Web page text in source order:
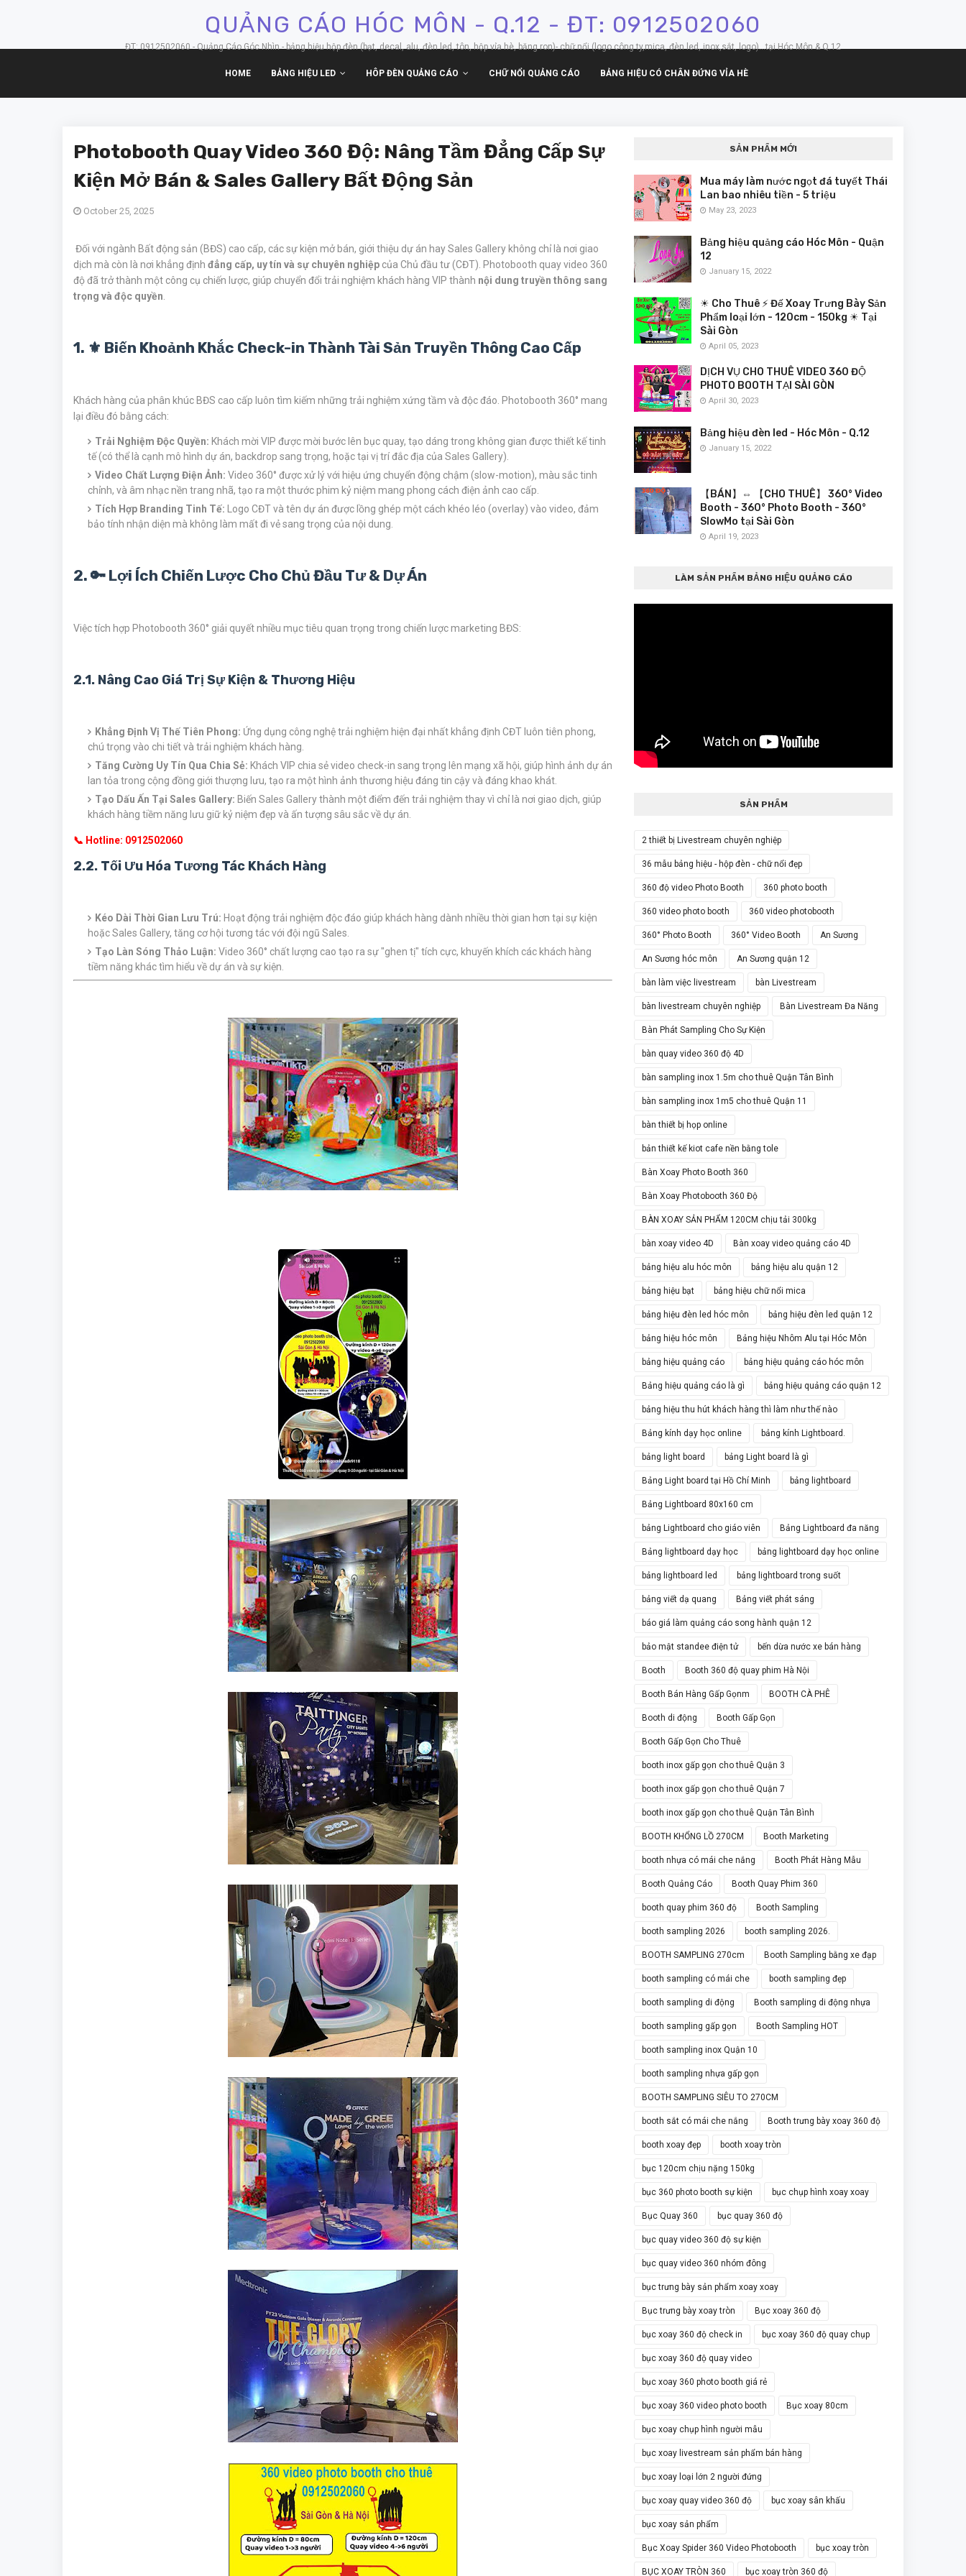
QUẢNG CÁO HÓC MÔN - Q.12 - ĐT: 0912502060
ĐT: 0912502060 - Quảng Cáo Góc Nhìn - bảng hiệu hộp đèn (bạt, decal, alu, đèn led, tôn, hộp vỉa hè, băng ron)- chữ nổi (logo công ty,mica, đèn led, inox,sắt, logo)...tại Hóc Môn & Q.12
HOME BẢNG HIỆU LED HÔP ĐÈN QUẢNG CÁO CHỮ NỔI QUẢNG CÁO BẢNG HIỆU CÓ CHÂN ĐỨNG VỈA HÈ
Photobooth Quay Video 360 Độ: Nâng Tầm Đẳng Cấp Sự
Kiện Mở Bán & Sales Gallery Bất Động Sản
October 25, 2025
Đối với ngành Bất động sản (BĐS) cao cấp, các sự kiện mở bán, giới thiệu dự án hay Sales Gallery không chỉ là nơi giao
dịch mà còn là nơi khẳng định đẳng cấp, uy tín và sự chuyên nghiệp của Chủ đầu tư (CĐT). Photobooth quay video 360
độ đã trở thành một công cụ chiến lược, giúp chuyển đổi trải nghiệm khách hàng VIP thành nội dung truyền thông sang
trọng và độc quyền
1. ⚜️ Biến Khoảnh Khắc Check-in Thành Tài Sản Truyền Thông Cao Cấp
Khách hàng của phân khúc BĐS cao cấp luôn tìm kiếm những trải nghiệm xứng tầm và độc đáo. Photobooth 360° mang
lại điều đó bằng cách:
Trải Nghiệm Độc Quyền: Khách mời VIP được mời bước lên bục quay, tạo dáng trong không gian được thiết kế tinh
tế (có thể là cạnh mô hình dự án, backdrop sang trọng, hoặc tại vị trí đắc địa của Sales Gallery).
Video Chất Lượng Điện Ảnh: Video 360° được xử lý với hiệu ứng chuyển động chậm (slow-motion), màu sắc tinh
chỉnh, và âm nhạc nền trang nhã, tạo ra một thước phim kỷ niệm mang phong cách điện ảnh cao cấp.
Tích Hợp Branding Tinh Tế: Logo CĐT và tên dự án được lồng ghép một cách khéo léo (overlay) vào video, đảm
bảo tính nhận diện mà không làm mất đi vẻ sang trọng của nội dung.
2. 🔑 Lợi Ích Chiến Lược Cho Chủ Đầu Tư & Dự Án
Việc tích hợp Photobooth 360° giải quyết nhiều mục tiêu quan trọng trong chiến lược marketing BĐS:
2.1. Nâng Cao Giá Trị Sự Kiện & Thương Hiệu
Khẳng Định Vị Thế Tiên Phong: Ứng dụng công nghệ trải nghiệm hiện đại nhất khẳng định CĐT luôn tiên phong,
chú trọng vào chi tiết và trải nghiệm khách hàng.
Tăng Cường Uy Tín Qua Chia Sẻ: Khách VIP chia sẻ video check-in sang trọng lên mạng xã hội, giúp hình ảnh dự án
lan tỏa trong cộng đồng giới thượng lưu, tạo ra một hình ảnh thương hiệu đáng tin cậy và đáng khao khát.
Tạo Dấu Ấn Tại Sales Gallery: Biến Sales Gallery thành một điểm đến trải nghiệm thay vì chỉ là nơi giao dịch, giúp
khách hàng tiềm năng lưu giữ kỷ niệm đẹp và ấn tượng sâu sắc về dự án.
📞 Hotline: 0912502060
2.2. Tối Ưu Hóa Tương Tác Khách Hàng
Kéo Dài Thời Gian Lưu Trú: Hoạt động trải nghiệm độc đáo giúp khách hàng dành nhiều thời gian hơn tại sự kiện
hoặc Sales Gallery, tăng cơ hội tương tác với đội ngũ Sales.
Tạo Làn Sóng Thảo Luận: Video 360° chất lượng cao tạo ra sự "ghen tị" tích cực, khuyến khích các khách hàng
tiềm năng khác tìm hiểu về dự án và sự kiện.
SẢN PHẨM MỚI
Mua máy làm nước ngọt đá tuyết Thái
Lan bao nhiêu tiền - 5 triệu
May 23, 2023
Bảng hiệu quảng cáo Hóc Môn - Quận
12
January 15, 2022
☀ Cho Thuê ⚡ Đế Xoay Trưng Bày Sản
Phẩm loại lớn - 120cm - 150kg ☀ Tại
Sài Gòn
April 05, 2023
DỊCH VỤ CHO THUÊ VIDEO 360 ĐỘ
PHOTO BOOTH TẠI SÀI GÒN
April 30, 2023
Bảng hiệu đèn led - Hóc Môn - Q.12
January 15, 2022
【BÁN】⇔ 【CHO THUÊ】 360° Video
Booth - 360° Photo Booth - 360°
SlowMo tại Sài Gòn
April 19, 2023
LÀM SẢN PHẨM BẢNG HIỆU QUẢNG CÁO
SẢN PHẨM
2 thiết bị Livestream chuyên nghiệp
36 mẫu bảng hiệu - hộp đèn - chữ nổi đẹp
360 độ video Photo Booth 360 photo booth
360 video photo booth 360 video photobooth
360° Photo Booth 360° Video Booth An Sương
An Sương hóc môn An Sương quận 12
bàn làm việc livestream bàn Livestream
bàn livestream chuyên nghiệp Bàn Livestream Đa Năng
Bàn Phát Sampling Cho Sự Kiện
bàn quay video 360 độ 4D
bàn sampling inox 1.5m cho thuê Quận Tân Bình
bàn sampling inox 1m5 cho thuê Quận 11
bàn thiết bị họp online
bản thiết kế kiot cafe nền bằng tole
Bàn Xoay Photo Booth 360
Bàn Xoay Photobooth 360 Độ
BÀN XOAY SẢN PHẨM 120CM chịu tải 300kg
bàn xoay video 4D Bàn xoay video quảng cáo 4D
bảng hiệu alu hóc môn bảng hiệu alu quận 12
bảng hiệu bạt bảng hiệu chữ nổi mica
bảng hiệu đèn led hóc môn bảng hiệu đèn led quận 12
bảng hiệu hóc môn Bảng hiệu Nhôm Alu tại Hóc Môn
bảng hiệu quảng cáo bảng hiệu quảng cáo hóc môn
Bảng hiệu quảng cáo là gì bảng hiệu quảng cáo quận 12
bảng hiệu thu hút khách hàng thì làm như thế nào
Bảng kính dạy học online bảng kính Lightboard.
bảng light board bảng Light board là gì
Bảng Light board tại Hồ Chí Minh bảng lightboard
Bảng Lightboard 80x160 cm
bảng Lightboard cho giáo viên Bảng Lightboard đa năng
Bảng lightboard dạy học bảng lightboard dạy học online
bảng lightboard led bảng lightboard trong suốt
bảng viết dạ quang Bảng viết phát sáng
báo giá làm quảng cáo song hành quận 12
bảo mật standee điện tử bến dừa nước xe bán hàng
Booth Booth 360 độ quay phim Hà Nội
Booth Bán Hàng Gấp Gọnm BOOTH CÀ PHÊ
Booth di động Booth Gấp Gọn
Booth Gấp Gọn Cho Thuê
booth inox gấp gọn cho thuê Quận 3
booth inox gấp gọn cho thuê Quận 7
booth inox gấp gọn cho thuê Quận Tân Bình
BOOTH KHỔNG LỒ 270CM Booth Marketing
booth nhựa có mái che nắng Booth Phát Hàng Mẫu
Booth Quảng Cáo Booth Quay Phim 360
booth quay phim 360 độ Booth Sampling
booth sampling 2026 booth sampling 2026.
BOOTH SAMPLING 270cm Booth Sampling bằng xe đạp
booth sampling có mái che booth sampling đẹp
booth sampling di động Booth sampling di động nhựa
booth sampling gấp gọn Booth Sampling HOT
booth sampling inox Quận 10
booth sampling nhựa gấp gọn
BOOTH SAMPLING SIÊU TO 270CM
booth sắt có mái che nắng Booth trưng bày xoay 360 độ
booth xoay đẹp booth xoay tròn
bục 120cm chịu nặng 150kg
bục 360 photo booth sự kiện bục chụp hình xoay xoay
Bục Quay 360 bục quay 360 độ
bục quay video 360 độ sự kiện
bục quay video 360 nhóm đông
bục trưng bày sản phẩm xoay xoay
Bục trưng bày xoay tròn Bục xoay 360 độ
bục xoay 360 độ check in bục xoay 360 độ quay chụp
bục xoay 360 độ quay video
bục xoay 360 photo booth giá rẻ
bục xoay 360 video photo booth Bục xoay 80cm
bục xoay chụp hình người mẫu
bục xoay livestream sản phẩm bán hàng
bục xoay loại lớn 2 người đứng
bục xoay quay video 360 độ bục xoay sân khấu
bục xoay sản phẩm
Bục Xoay Spider 360 Video Photobooth bục xoay tròn
BỤC XOAY TRÒN 360 bục xoay tròn 360 độ